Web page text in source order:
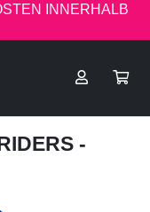
INNERHALB
-